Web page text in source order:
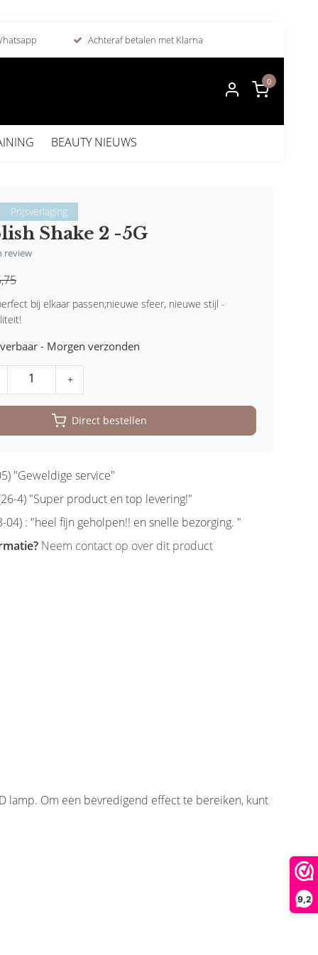
9,2
Achteraf betalen met Klarna
0
BEAUTY NIEUWS
Prijsverlaging
Shake 2 -5G
review
bij elkaar passen;nieuwe sfeer, nieuwe stijl -
- Morgen verzonden
+
Direct bestellen
"Geweldige service"
4) "Super product en top levering!"
04) : "heel fijn geholpen!! en snelle bezorging. "
Neem contact op over dit product
lamp. Om een bevredigend effect te bereiken, kunt